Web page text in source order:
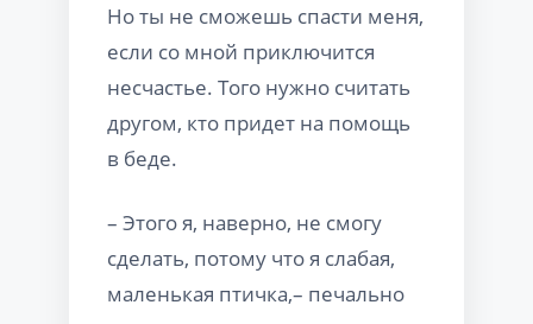
Но ты не сможешь спасти меня,
если со мной приключится
несчастье. Того нужно считать
другом, кто придет на помощь
в беде.
– Этого я, наверно, не смогу
сделать, потому что я слабая,
маленькая птичка,– печально